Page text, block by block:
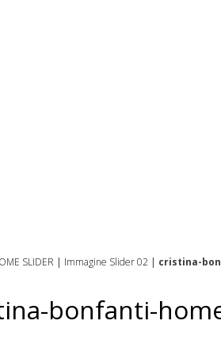
SLIDER | Immagine Slider 02 | cristina-
bonfanti-